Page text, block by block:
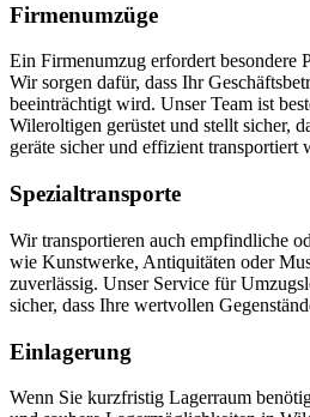
Firmenumzüge
Ein Firmenumzug erfordert besondere
Wir sorgen dafür, dass Ihr
beeinträchtigt wird. Unser Team ist
Wileroltigen gerüstet und stellt sicher,
geräte sicher und effizient transportiert
Spezialtransporte
Wir transportieren auch empfindliche
wie Kunstwerke, Antiquitäten oder
zuverlässig. Unser Service für
sicher, dass Ihre wertvollen
Einlagerung
Wenn Sie kurzfristig Lagerraum